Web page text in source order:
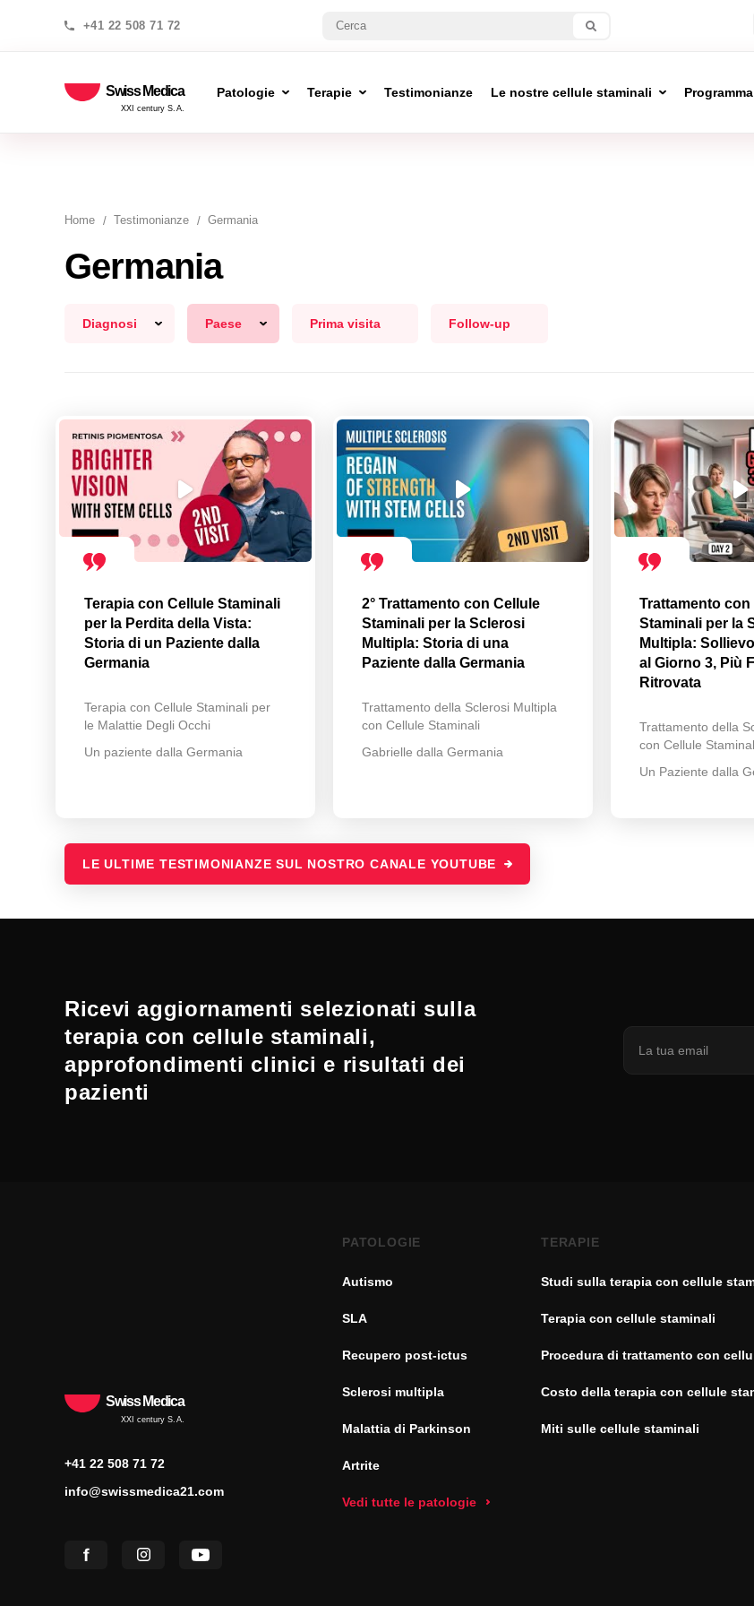
+41 22 508 71 72
Swiss Medica
XXI century S.A.
Patologie Terapie Testimonianze Le nostre cellule staminali
Home Testimonianze Germania
Germania
Diagnosi Paese Prima visita Follow-up
Terapia con Cellule Staminali
per la Perdita della Vista:
Storia di un Paziente dalla
Germania
Terapia con Cellule Staminali per
le Malattie Degli Occhi
Un paziente dalla Germania
2° Trattamento con Cellule
Staminali per la Sclerosi
Multipla: Storia di una
Paziente dalla Germania
Trattamento della Sclerosi Multipla
con Cellule Staminali
Gabrielle dalla Germania
Trattamento con
Staminali per la
Multipla:
al Giorno 3, Più
Ritrovata
Trattamento della
con Cellule
Un Paziente dalla
LE ULTIME TESTIMONIANZE SUL NOSTRO CANALE YOUTUBE
Ricevi aggiornamenti selezionati sulla
terapia con cellule staminali,
approfondimenti clinici e risultati dei
pazienti
Swiss Medica
XXI century S.A.
+41 22 508 71 72
info@swissmedica21.com
PATOLOGIE
Autismo
SLA
Recupero post-ictus
Sclerosi multipla
Malattia di Parkinson
Artrite
Vedi tutte le patologie
TERAPIE
Studi sulla terapia con cellule
Terapia con cellule staminali
Procedura di trattamento con
Costo della terapia con cellule
Miti sulle cellule staminali